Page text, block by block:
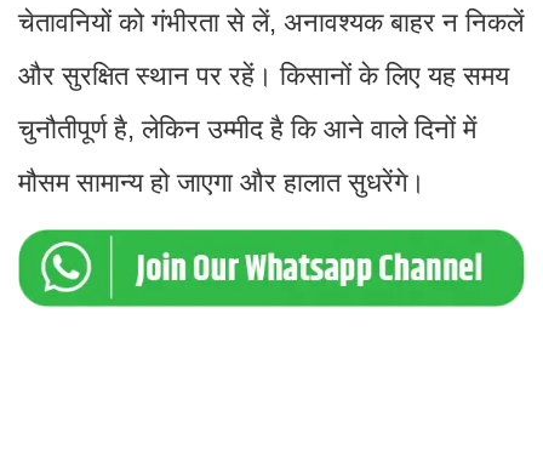
चेतावनियों को गंभीरता से लें, अनावश्यक बाहर न निकलें
और सुरक्षित स्थान पर रहें। किसानों के लिए यह समय
चुनौतीपूर्ण है, लेकिन उम्मीद है कि आने वाले दिनों में
मौसम सामान्य हो जाएगा और हालात सुधरेंगे।